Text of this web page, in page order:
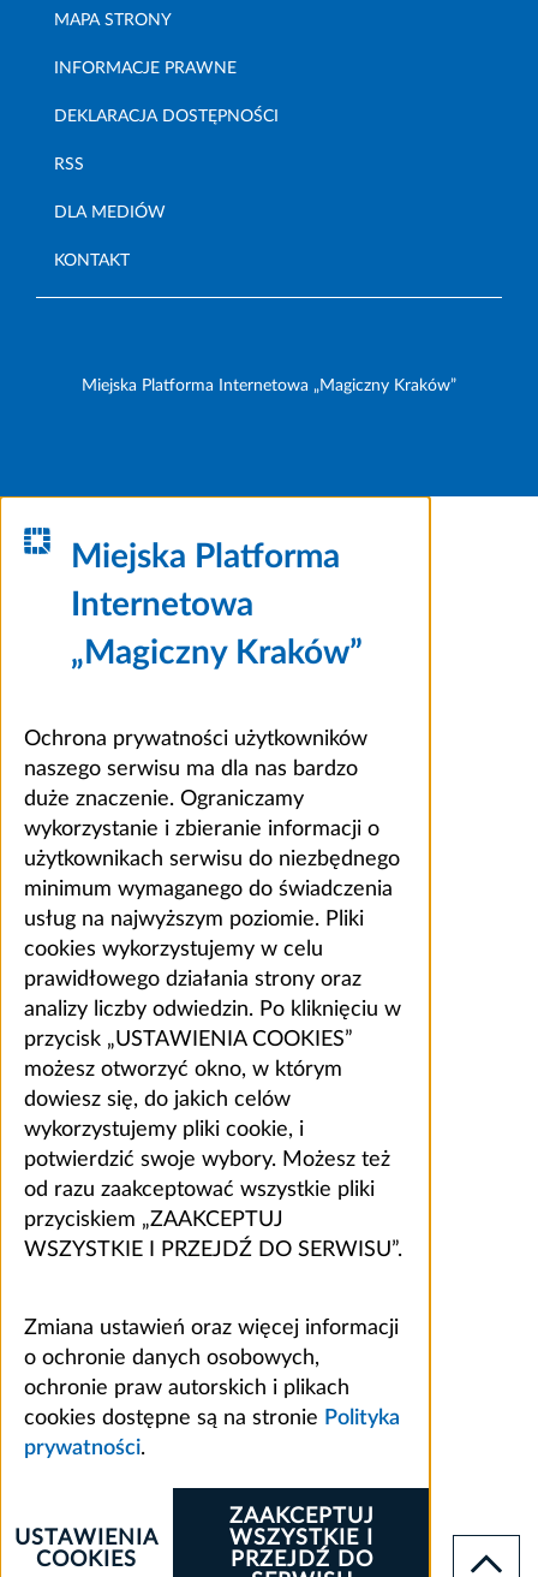
MAPA STRONY
INFORMACJE PRAWNE
DEKLARACJA DOSTĘPNOŚCI
RSS
DLA MEDIÓW
KONTAKT
Miejska Platforma Internetowa „Magiczny Kraków”
Miejska Platforma
Internetowa
„Magiczny Kraków”
Ochrona prywatności użytkowników
naszego serwisu ma dla nas bardzo
duże znaczenie. Ograniczamy
wykorzystanie i zbieranie informacji o
użytkownikach serwisu do niezbędnego
minimum wymaganego do świadczenia
usług na najwyższym poziomie. Pliki
cookies wykorzystujemy w celu
prawidłowego działania strony oraz
analizy liczby odwiedzin. Po kliknięciu w
przycisk „USTAWIENIA COOKIES”
możesz otworzyć okno, w którym
dowiesz się, do jakich celów
wykorzystujemy pliki cookie, i
potwierdzić swoje wybory. Możesz też
od razu zaakceptować wszystkie pliki
przyciskiem „ZAAKCEPTUJ
WSZYSTKIE I PRZEJDŹ DO SERWISU”.
Zmiana ustawień oraz więcej informacji
o ochronie danych osobowych,
ochronie praw autorskich i plikach
cookies dostępne są na stronie Polityka
prywatności.
ZAAKCEPTUJ
WSZYSTKIE I
PRZEJDŹ DO
USTAWIENIA
COOKIES